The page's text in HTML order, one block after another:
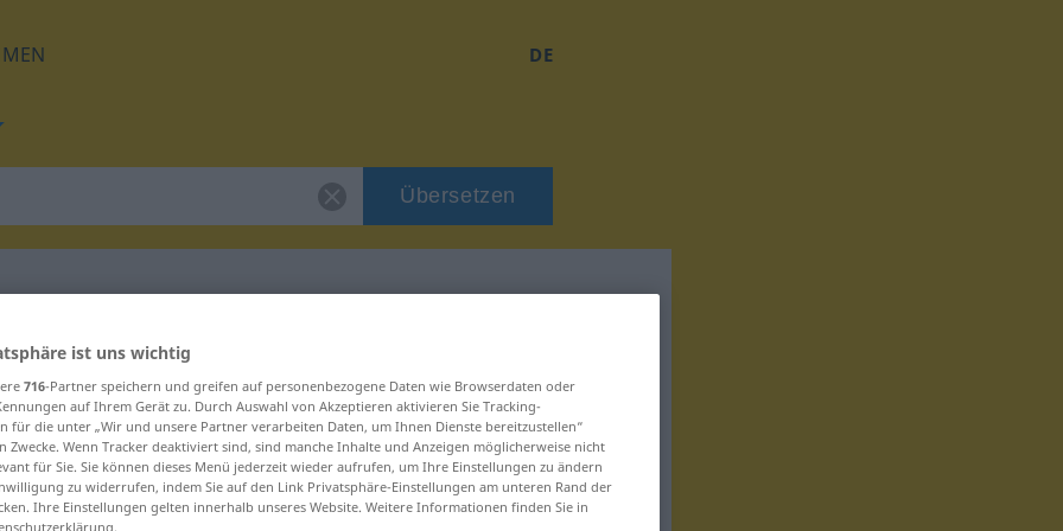
DE
Übersetzen
für "itp."ist uns wichtig
716-Partner speichern und greifen auf personenbezogene Daten wie Browserdaten oder
auf Ihrem Gerät zu. Durch Auswahl von Akzeptieren aktivieren Sie Tracking-
für die unter „Wir und unsere Partner verarbeiten Daten, um Ihnen Dienste bereitzustellen“
Zwecke. Wenn Tracker deaktiviert sind, sind manche Inhalte und Anzeigen möglicherweise nicht
für Sie. Sie können dieses Menü jederzeit wieder aufrufen, um Ihre Einstellungen zu ändern
zu widerrufen, indem Sie auf den Link Privatsphäre-Einstellungen am unteren Rand der
Ihre Einstellungen gelten innerhalb unseres Website. Weitere Informationen finden Sie in